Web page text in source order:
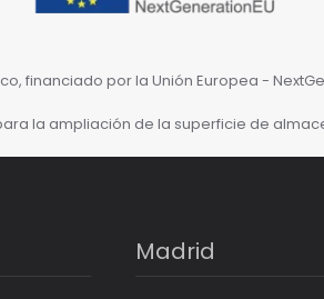
financiado por la Unión Europea -
la ampliación de la superficie de
Madrid